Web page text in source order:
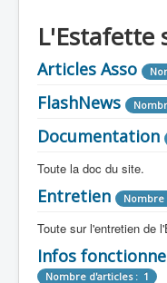
L'Estafette
Articles Asso
FlashNews
Documentation
Toute la doc du site.
Revue de
Tous les articles que
Camping Car
Entretien
Toute sur l'entretien de
Mécanique
Infos
Nombre d'articles : 1